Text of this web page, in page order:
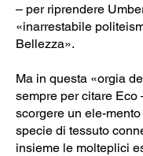
– per riprendere
«inarrestabile
Bellezza».
Ma in questa «orgia
sempre per citare Eco
scorgere un ele-
specie di tessuto
insieme le molteplici